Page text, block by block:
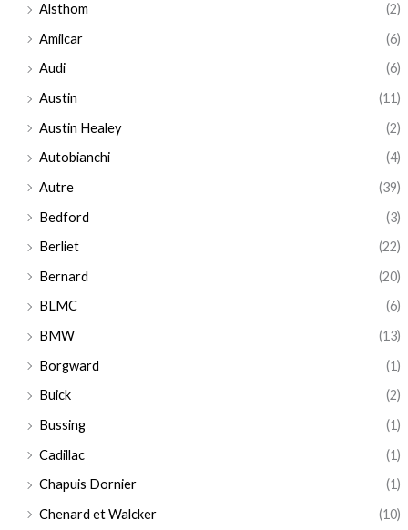
Alsthom
(2)
Amilcar
(6)
Audi
(6)
Austin
(11)
Austin Healey
(2)
Autobianchi
(4)
Autre
(39)
Bedford
(3)
Berliet
(22)
Bernard
(20)
BLMC
(6)
BMW
(13)
Borgward
(1)
Buick
(2)
Bussing
(1)
Cadillac
(1)
Chapuis Dornier
(1)
Chenard et Walcker
(10)